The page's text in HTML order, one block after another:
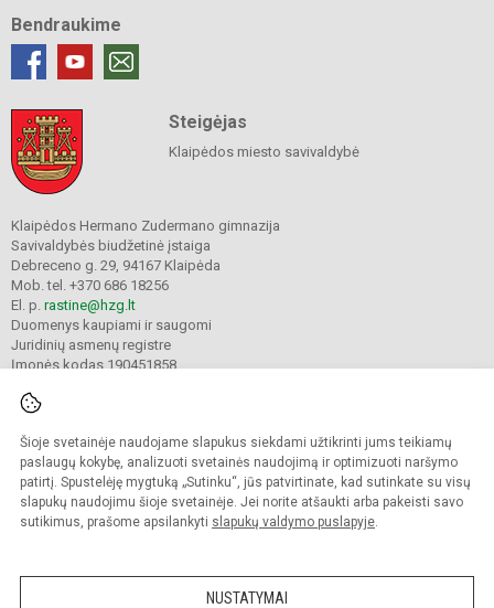
Šioje svetainėje naudojame slapukus siekdami užtikrinti jums teikiamų
paslaugų kokybę, analizuoti svetainės naudojimą ir optimizuoti naršymo
patirtį. Spustelėję mygtuką „Sutinku“, jūs patvirtinate, kad sutinkate su visų
slapukų naudojimu šioje svetainėje. Jei norite atšaukti arba pakeisti savo
sutikimus, prašome apsilankyti slapukų valdymo puslapyje.
NUSTATYMAI
Bendraukime
Steigėjas
Klaipėdos miesto savivaldybė
Klaipėdos Hermano Zudermano gimnazija
Savivaldybės biudžetinė įstaiga
Debreceno g. 29, 94167 Klaipėda
Mob. tel. +370 686 18256
El. p. rastine@hzg.lt
Duomenys kaupiami ir saugomi
Juridinių asmenų registre
Įmonės kodas 190451858
© 2022. Klaipėdos Hermano Zudermano gimnazija. Visos teisės saugomos.
Kopijuoti turinį be raštiško gimnazijos sutikimo griežtai draudžiama.
Prieinamumo paraiška Slapukų valdymas
Sumanus būdas atnaujinti